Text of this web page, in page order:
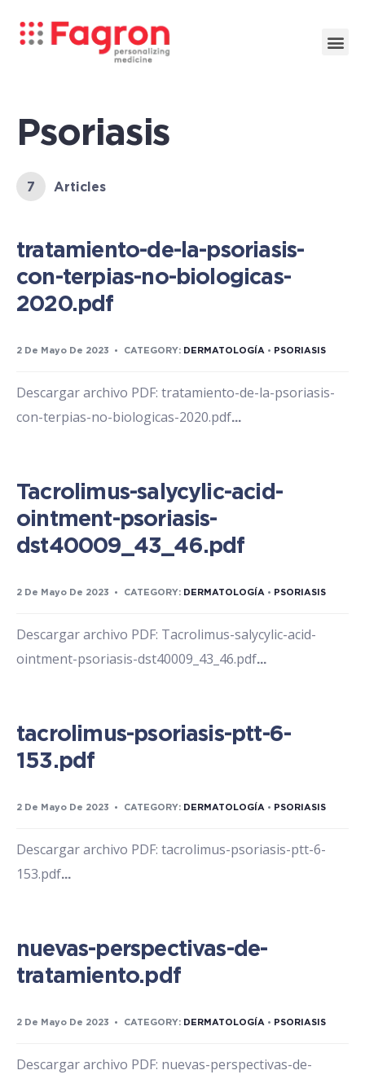
Psoriasis
7 Articles
tratamiento-de-la-psoriasis-
con-terpias-no-biologicas-
2020.pdf
2 De Mayo De 2023 • CATEGORY: DERMATOLOGÍA • PSORIASIS
Descargar archivo PDF: tratamiento-de-la-psoriasis-
con-terpias-no-biologicas-2020.pdf...
Tacrolimus-salycylic-acid-
ointment-psoriasis-
dst40009_43_46.pdf
2 De Mayo De 2023 • CATEGORY: DERMATOLOGÍA • PSORIASIS
Descargar archivo PDF: Tacrolimus-salycylic-acid-
ointment-psoriasis-dst40009_43_46.pdf...
tacrolimus-psoriasis-ptt-6-
153.pdf
2 De Mayo De 2023 • CATEGORY: DERMATOLOGÍA • PSORIASIS
Descargar archivo PDF: tacrolimus-psoriasis-ptt-6-
153.pdf...
nuevas-perspectivas-de-
tratamiento.pdf
2 De Mayo De 2023 • CATEGORY: DERMATOLOGÍA • PSORIASIS
Descargar archivo PDF: nuevas-perspectivas-de-